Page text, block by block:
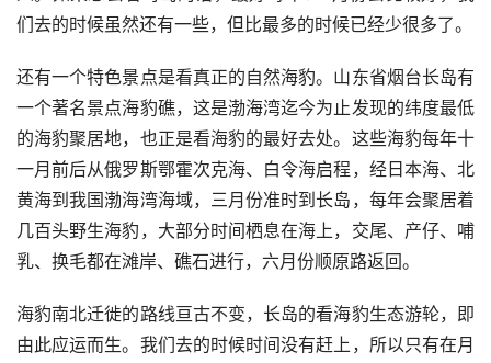
们去的时候虽然还有一些，但比最多的时候已经少很多了。
还有一个特色景点是看真正的自然海豹。山东省烟台长岛有
一个著名景点海豹礁，这是渤海湾迄今为止发现的纬度最低
的海豹聚居地，也正是看海豹的最好去处。这些海豹每年十
一月前后从俄罗斯鄂霍次克海、白令海启程，经日本海、北
黄海到我国渤海湾海域，三月份准时到长岛，每年会聚居着
几百头野生海豹，大部分时间栖息在海上，交尾、产仔、哺
乳、换毛都在滩岸、礁石进行，六月份顺原路返回。
海豹南北迁徙的路线亘古不变，长岛的看海豹生态游轮，即
由此应运而生。我们去的时候时间没有赶上，所以只有在月